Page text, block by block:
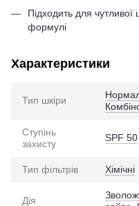
Підходить для чутливої
формулі
Характеристики
Тип шкіри
Ступінь
захисту
SPF 50
Тип фільтрів Хімічні
Дія